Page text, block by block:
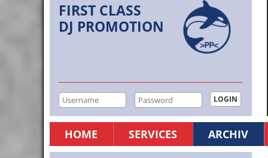
FIRST CLASS
DJ PROMOTION
HOME SERVICES ARCHIV